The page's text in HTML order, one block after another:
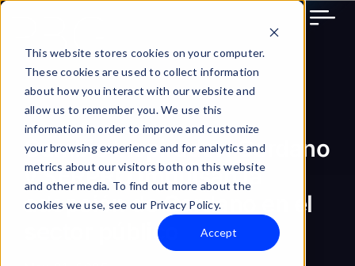
This website stores cookies on your computer.
These cookies are used to collect information
about how you interact with our website and
allow us to remember you. We use this
information in order to improve and customize
your browsing experience and for analytics and
metrics about our visitors both on this website
and other media. To find out more about the
cookies we use, see our Privacy Policy.
Accept
Skip
content
Cambio Inspirador: Cardano
y SERPRO impulsan la
adopción de Cardano en el
sector público